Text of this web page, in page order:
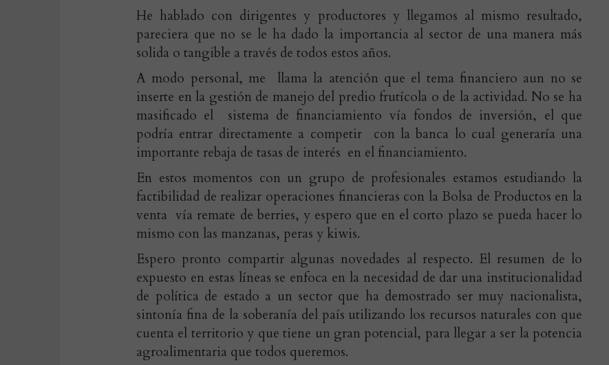
He hablado con dirigentes y productores y llegamos al mismo resultado,
pareciera que no se le ha dado la importancia al sector de una manera más
solida o tangible a través de todos estos años.
A modo personal, me llama la atención que el tema financiero aun no se
inserte en la gestión de manejo del predio frutícola o de la actividad. No se ha
masificado el sistema de financiamiento vía fondos de inversión, el que
podría entrar directamente a competir con la banca lo cual generaría una
importante rebaja de tasas de interés en el financiamiento.
En estos momentos con un grupo de profesionales estamos estudiando la
factibilidad de realizar operaciones financieras con la Bolsa de Productos en la
venta vía remate de berries, y espero que en el corto plazo se pueda hacer lo
mismo con las manzanas, peras y kiwis.
Espero pronto compartir algunas novedades al respecto. El resumen de lo
expuesto en estas líneas se enfoca en la necesidad de dar una institucionalidad
de política de estado a un sector que ha demostrado ser muy nacionalista,
sintonía fina de la soberanía del país utilizando los recursos naturales con que
cuenta el territorio y que tiene un gran potencial, para llegar a ser la potencia
agroalimentaria que todos queremos.